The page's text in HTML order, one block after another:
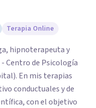
Terapia Online
hipnoterapeuta y
Centro de Psicología
conductuales y de
con el objetivo